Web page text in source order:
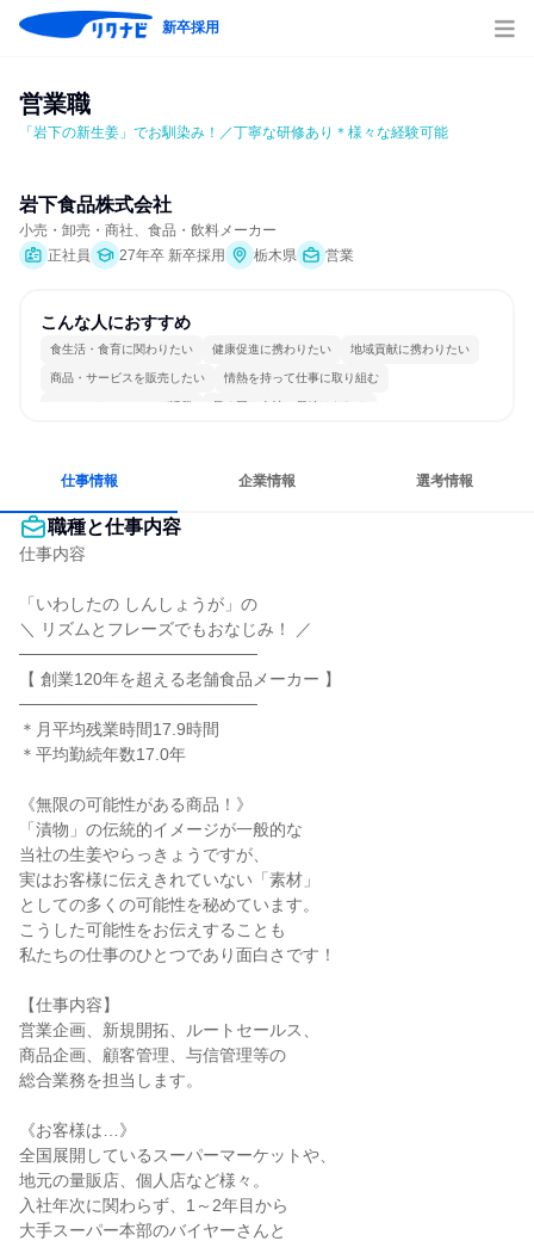
新卒採用
営業職
「岩下の新生姜」でお馴染み！／丁寧な研修あり＊様々な経験可能
岩下食品株式会社
小売・卸売・商社、食品・飲料メーカー
正社員
27年卒 新卒採用 栃木県 営業
こんな人におすすめ
食生活・食育に関わりたい 健康促進に携わりたい 地域貢献に携わりたい
商品・サービスを販売したい 情熱を持って仕事に取り組む
コミュニケーションが活発 長く同じ会社に居続けられる
仕事情報 企業情報 選考情報
職種と仕事内容
仕事内容
「いわしたの しんしょうが」の
＼ リズムとフレーズでもおなじみ！ ／
────────────────────
【 創業120年を超える老舗食品メーカー 】
────────────────────
＊月平均残業時間17.9時間
＊平均勤続年数17.0年
《無限の可能性がある商品！》
「漬物」の伝統的イメージが一般的な
当社の生姜やらっきょうですが、
実はお客様に伝えきれていない「素材」
としての多くの可能性を秘めています。
こうした可能性をお伝えすることも
私たちの仕事のひとつであり面白さです！
【仕事内容】
営業企画、新規開拓、ルートセールス、
商品企画、顧客管理、与信管理等の
総合業務を担当します。
《お客様は…》
全国展開しているスーパーマーケットや、
地元の量販店、個人店など様々。
入社年次に関わらず、1～2年目から
大手スーパー本部のバイヤーさんと